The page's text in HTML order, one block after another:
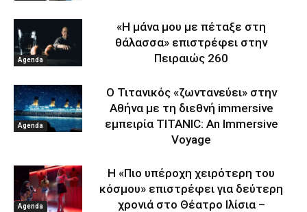
Agenda
«Η μάνα μου με πέταξε στη
θάλασσα» επιστρέφει στην
Πειραιώς 260
Agenda
Ο Τιτανικός «ζωντανεύει» στην
Αθήνα με τη διεθνή immersive
εμπειρία TITANIC: An Immersive
Voyage
Agenda
Η «Πιο υπέροχη χειρότερη του
κόσμου» επιστρέφει για δεύτερη
χρονιά στο Θέατρο Ιλίσια –